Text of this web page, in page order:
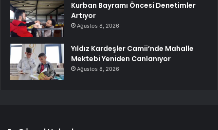
Kurban Bayramı Öncesi Denetimler
Artıyor
Ağustos 8, 2026
Yıldız Kardeşler Camii’nde Mahalle
Mektebi Yeniden Canlanıyor
Ağustos 8, 2026